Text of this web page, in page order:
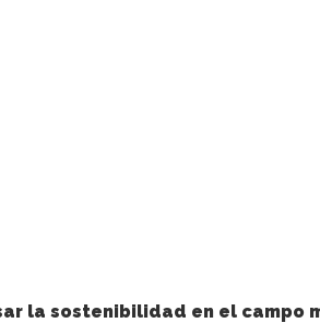
la sostenibilidad en el campo